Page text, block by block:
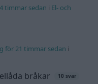
timmar sedan i El- och
för 21 timmar sedan i
bråkar 10 svar